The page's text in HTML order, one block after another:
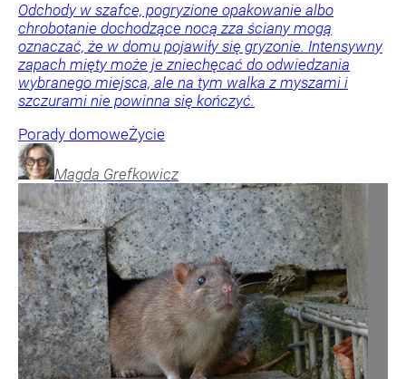
Odchody w szafce, pogryzione opakowanie albo
chrobotanie dochodzące nocą zza ściany mogą
oznaczać, że w domu pojawiły się gryzonie. Intensywny
zapach mięty może je zniechęcać do odwiedzania
wybranego miejsca, ale na tym walka z myszami i
szczurami nie powinna się kończyć.
Porady domoweŻycie
Magda Grefkowicz